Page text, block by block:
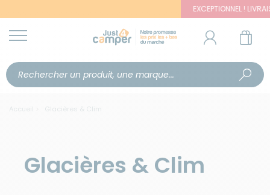
EXCEPTIONNEL ! LIVRAISON
Accueil Glacières & Clim
Glacières & Clim